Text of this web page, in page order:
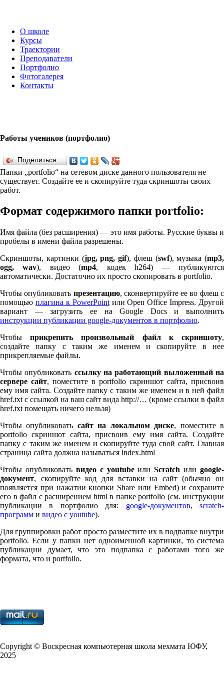
О школе
Курсы
Траектории
Преподаватели
Портфолио
Фотогалерея
Контакты
Работы учеников (портфолио)
Поделиться…
Папки „port­fo­lio“ на сетевом диске данного пользователя не
существует. Создайте ее и скопируйте туда скриншоты своих
работ.
Формат содержимого папки port­fo­lio:
Имя файла (без расширения) — это имя работы. Русские буквы и
пробелы в имени файла разрешены.
Скриншоты, картинки (jpg, png, gif), флеш (swf), музыка (mp3,
ogg, wav), видео (mp4, кодек h264) — публикуются
автоматически. Достаточно их просто скопировать в port­fo­lio.
Чтобы опубликовать презентацию, сконвертируйте ее во флеш с
помощью плагина к Pow­er­Pointили Open Office Impress. Другой
вариант — загрузить ее на Google Docs и выполнить
инструкции публикации google-документов в портфолио.
Чтобыприкрепить произвольный файл к скриншоту,
создайте папку с таким же именем и скопируйте в нее
прикрепляемые файлы.
Чтобы опубликовать ссылку на работающий выложенный на
сервере сайт, поместите в port­fo­lio скриншот сайта, присвоив
ему имя сайта. Создайте папку с таким же именем и в ней файл
href.txt с ссылкой на ваш сайт вида http://… (кроме ссылки в файл
href.txt помещать ничего нельзя)
Чтобы опубликовать сайт на локальном диске, поместите в
port­fo­lio скриншот сайта, присвоив ему имя сайта. Создайте
папку с таким же именем и скопируйте туда свой сайт. Главная
страница сайта должна называться index.html
Чтобы опубликовать видео с youtubeилиScratch или google-
документ, скопируйте код для вставки на сайт (обычно он
появляется при нажатии кнопки Share или Embed) и сохраните
его в файл с расширением html в папке port­fo­lio (см. инструкции
публикации в портфолио для: google-документов,scratch-
программ и видео с youtube).
Для группировки работ просто разместите их в подпапке внутри
port­fo­lio. Если у папки нет одноименной картинки, то система
публикации думает, что это подпапка с работами того же
формата, что и port­fo­lio.
Copy­right © Воскресная компьютерная школа мехмата ЮФУ,
2025